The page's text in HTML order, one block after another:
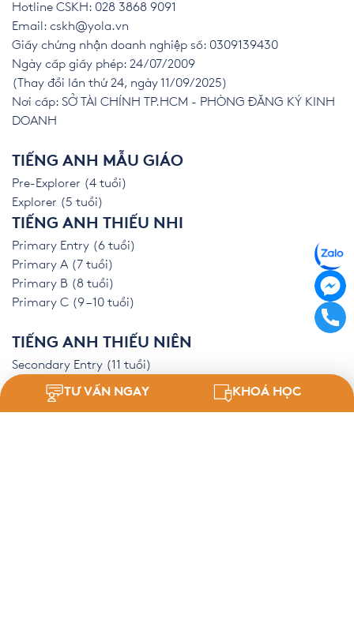
TƯ VẤN NGAY KHOÁ HỌC
Hotline CSKH: 028 3868 9091
Email: cskh@yola.vn
Giấy chứng nhận doanh nghiệp số: 0309139430
Ngày cấp giấy phép: 24/07/2009
(Thay đổi lần thứ 24, ngày 11/09/2025)
Nơi cấp: SỞ TÀI CHÍNH TP.HCM - PHÒNG ĐĂNG KÝ KINH
DOANH
TIẾNG ANH MẪU GIÁO
Pre-Explorer (4 tuổi)
Explorer (5 tuổi)
TIẾNG ANH THIẾU NHI
Primary Entry (6 tuổi)
Primary A (7 tuổi)
Primary B (8 tuổi)
Primary C (9 – 10 tuổi)
TIẾNG ANH THIẾU NIÊN
Secondary Entry (11 tuổi)
Secondary A (12 Tuổi)
Secondary B (13 tuổi)